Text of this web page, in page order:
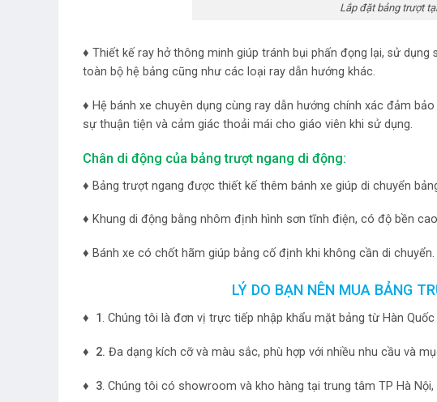
Lắp đặt bảng trượt
♦ Thiết kế ray hở thông minh giúp tránh bụi phấn đọng lại, sử dụng
toàn bộ hệ bảng cũng như các loại ray dẫn hướng khác.
♦ Hệ bánh xe chuyên dụng cùng ray dẫn hướng chính xác đảm
sự thuận tiện và cảm giác thoải mái cho giáo viên khi sử dụng.
Chân di động của bảng trượt ngang di động:
♦ Bảng trượt ngang được thiết kế thêm bánh xe giúp di chuyển
♦ Khung di động bằng nhôm định hình sơn tĩnh điện, có độ bền
♦ Bánh xe có chốt hãm giúp bảng cố định khi không cần di chuyển.
LÝ DO BẠN NÊN MUA BẢNG
♦ 1 . Chúng tôi là đơn vị trực tiếp nhập khẩu mặt bảng từ Hàn
♦ 2. Đa dạng kích cỡ và màu sắc, phù hợp với nhiều nhu cầu và
♦ 3. Chúng tôi có showroom và kho hàng tại trung tâm TP Hà Nội,